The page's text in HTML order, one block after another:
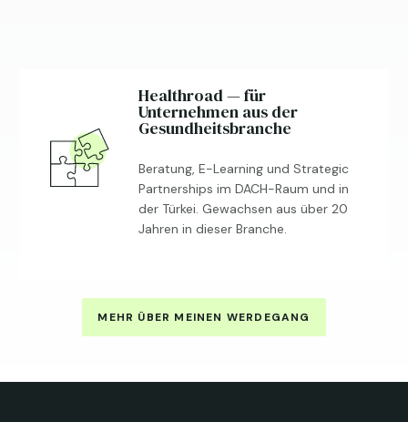
Healthroad — für
Unternehmen aus der
Gesundheitsbranche
Beratung, E-Learning und Strategic
Partnerships im DACH-Raum und in
der Türkei. Gewachsen aus über 20
Jahren in dieser Branche.
MEHR ÜBER MEINEN WERDEGANG